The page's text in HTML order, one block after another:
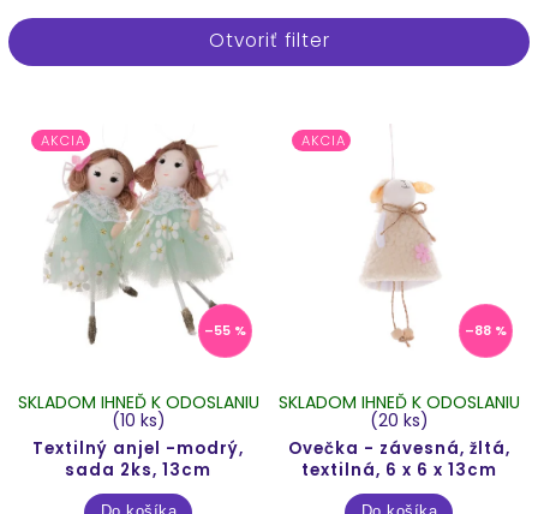
Najpredávanejšie
Abecedne
Otvoriť filter
AKCIA
–55 %
Textilný anjel -modrý,
sada 2ks, 13cm
SKLADOM IHNEĎ K ODOSLANIU
(10 ks)
AKCIA
–88 %
Ovečka - závesná, žltá,
textilná, 6 x 6 x 13cm
SKLADOM IHNEĎ K ODOSLANIU
(20 ks)